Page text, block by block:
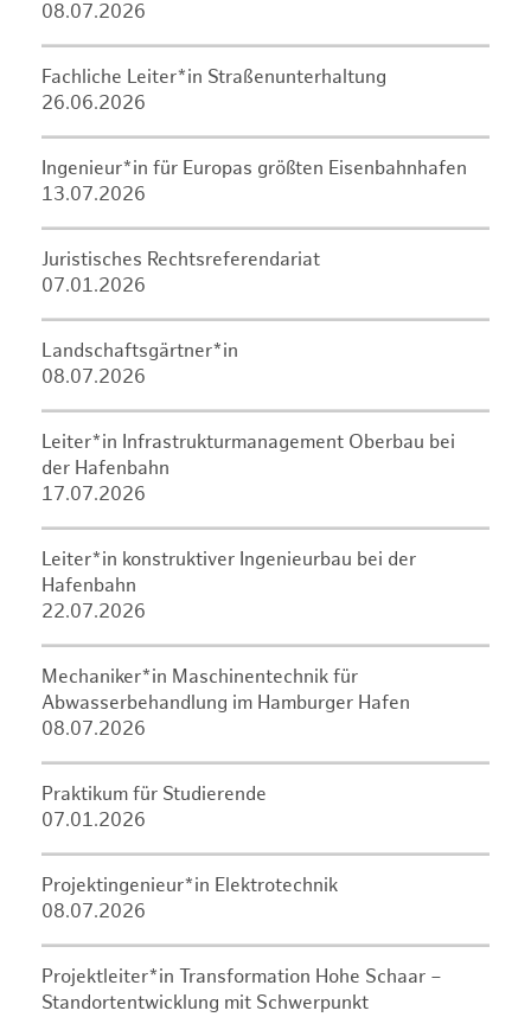
08.07.2026
Fachliche Leiter*in Straßenunterhaltung
26.06.2026
Ingenieur*in für Europas größten Eisenbahnhafen
13.07.2026
Juristisches Rechtsreferendariat
07.01.2026
Landschaftsgärtner*in
08.07.2026
Leiter*in Infrastrukturmanagement Oberbau bei
der Hafenbahn
17.07.2026
Leiter*in konstruktiver Ingenieurbau bei der
Hafenbahn
22.07.2026
Mechaniker*in Maschinentechnik für
Abwasserbehandlung im Hamburger Hafen
08.07.2026
Praktikum für Studierende
07.01.2026
Projektingenieur*in Elektrotechnik
08.07.2026
Projektleiter*in Transformation Hohe Schaar –
Standortentwicklung mit Schwerpunkt